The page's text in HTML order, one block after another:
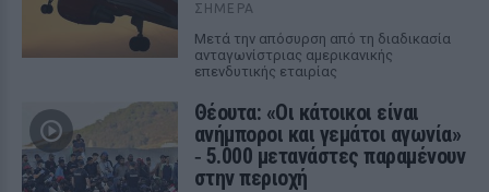
ΣΉΜΕΡΑ
Μετά την απόσυρση από τη διαδικασία
ανταγωνίστριας αμερικανικής
επενδυτικής εταιρίας
Θέουτα: «Οι κάτοικοι είναι
ανήμποροι και γεμάτοι αγωνία»
‑ 5.000 μετανάστες παραμένουν
στην περιοχή